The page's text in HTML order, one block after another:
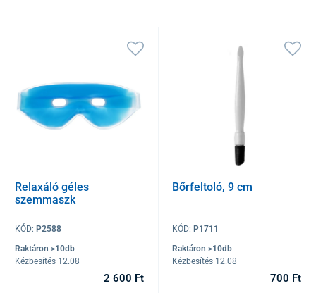
Relaxáló géles
szemmaszk
KÓD: P2588
Raktáron >10db
Kézbesítés 12.08
2 600 Ft
Bőrfeltoló, 9 cm
KÓD: P1711
Raktáron >10db
Kézbesítés 12.08
700 Ft